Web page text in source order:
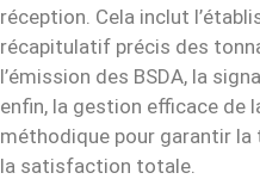
réception. Cela inclut
récapitulatif précis des
l’émission des BSDA, la
enfin, la gestion efficace de
méthodique pour garantir
la satisfaction totale.